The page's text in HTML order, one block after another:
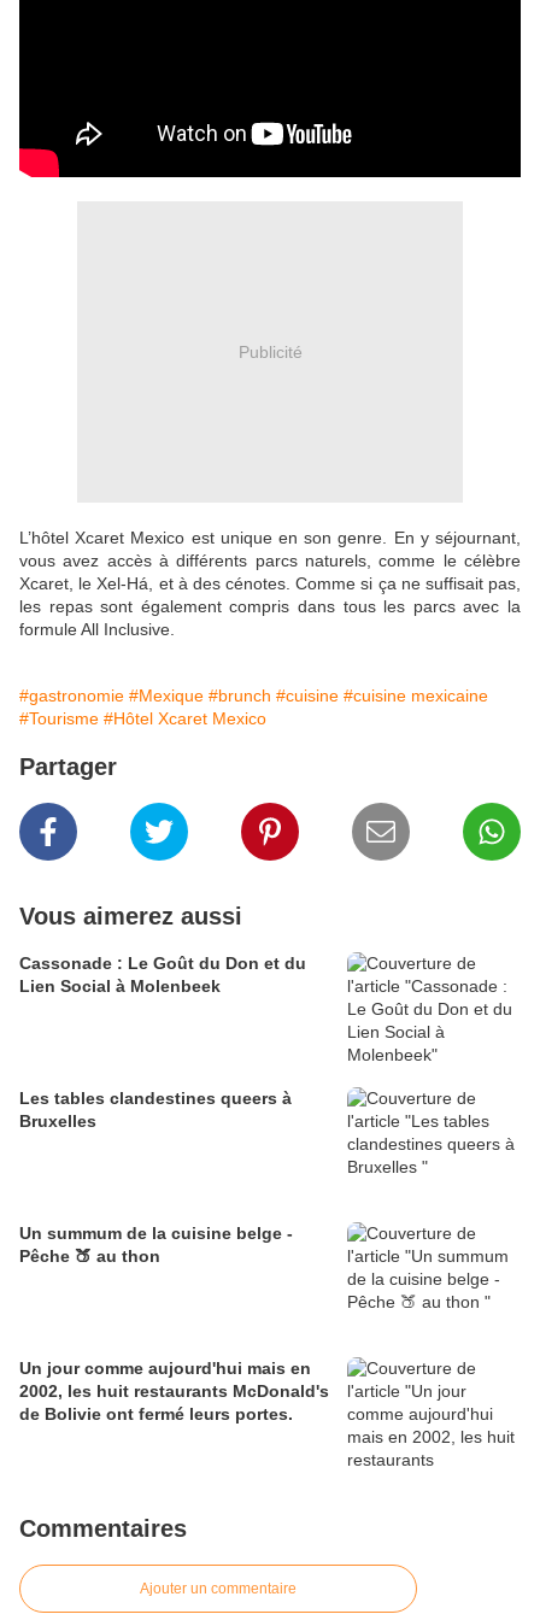
Publicité
L’hôtel Xcaret Mexico est unique en son genre. En y séjournant,
vous avez accès à différents parcs naturels, comme le célèbre
Xcaret, le Xel-Há, et à des cénotes. Comme si ça ne suffisait pas,
les repas sont également compris dans tous les parcs avec la
formule All Inclusive.
#gastronomie #Mexique #brunch #cuisine #cuisine mexicaine
#Tourisme #Hôtel Xcaret Mexico
Partager
Vous aimerez aussi
Cassonade : Le Goût du Don et du
Lien Social à Molenbeek
Les tables clandestines queers à
Bruxelles
Un summum de la cuisine belge -
Pêche 🍑 au thon
Un jour comme aujourd'hui mais en
2002, les huit restaurants McDonald's
de Bolivie ont fermé leurs portes.
Commentaires
Ajouter un commentaire